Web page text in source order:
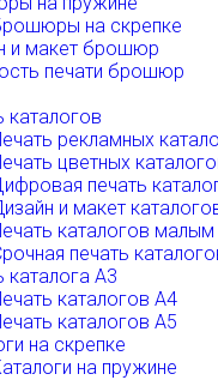
на скрепке
и макет брошюр
печати брошюр
каталогов
рекламных
цветных
печать
и макет
каталогов
печать
каталога А3
каталогов А4
каталогов А5
на скрепке
на пружине